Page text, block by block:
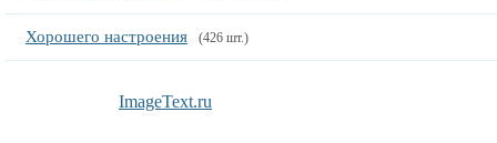
Хорошего настроения (426 шт.)
ImageText.ru